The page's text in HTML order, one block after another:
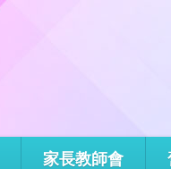
家長教師會